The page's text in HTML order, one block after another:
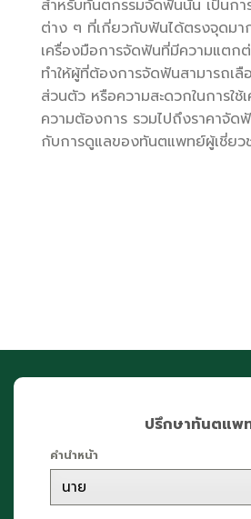
สำหรับทันตกรรมจัดฟันนั้น เป็นก
ต่าง ๆ ที่เกี่ยวกับฟันได้ตรงจุดม
เครื่องมือการจัดฟันที่มีความแตก
ทำให้ผู้ที่ต้องการจัดฟันสามารถเ
ส่วนตัว หรือความสะดวกในการใช้
ความต้องการ รวมไปถึงราคาจัด
กับการดูแลของทันตแพทย์ผู้เชี่ย
ปรึกษาทันตแพ
คำนำหน้า